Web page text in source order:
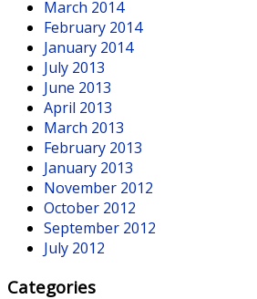
March 2014
February 2014
January 2014
July 2013
June 2013
April 2013
March 2013
February 2013
January 2013
November 2012
October 2012
September 2012
July 2012
Categories